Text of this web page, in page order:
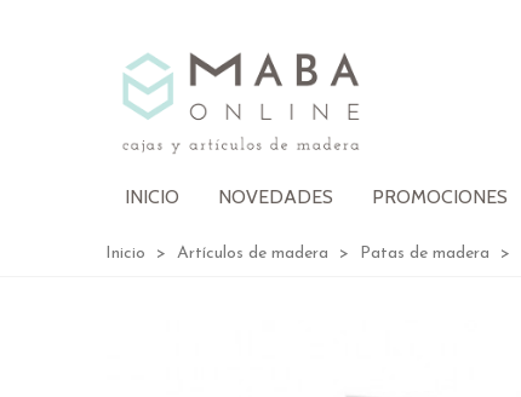
INICIO NOVEDADES PROMOCIONES
Inicio > Artículos de madera > Patas de madera >